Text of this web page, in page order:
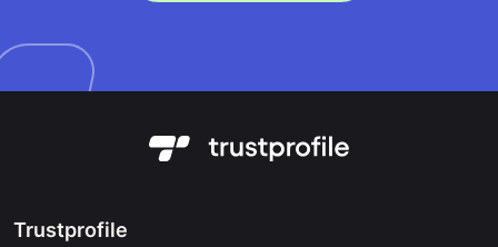
Trustprofile